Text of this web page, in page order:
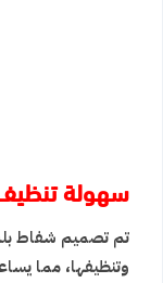
سهولة تنظيف
وتنظيفها، مما